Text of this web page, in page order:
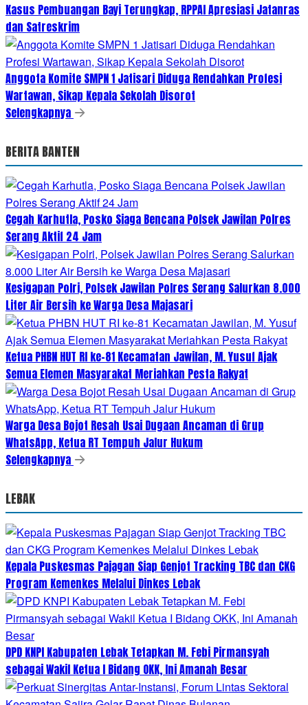
Kasus Pembuangan Bayi Terungkap, RPPAI Apresiasi Jatanras
dan Satreskrim
Anggota Komite SMPN 1 Jatisari Diduga Rendahkan Profesi
Wartawan, Sikap Kepala Sekolah Disorot
Selengkapnya
BERITA BANTEN
Cegah Karhutla, Posko Siaga Bencana Polsek Jawilan Polres
Serang Aktif 24 Jam
Kesigapan Polri, Polsek Jawilan Polres Serang Salurkan 8.000
Liter Air Bersih ke Warga Desa Majasari
Ketua PHBN HUT RI ke-81 Kecamatan Jawilan, M. Yusuf Ajak
Semua Elemen Masyarakat Meriahkan Pesta Rakyat
Warga Desa Bojot Resah Usai Dugaan Ancaman di Grup
WhatsApp, Ketua RT Tempuh Jalur Hukum
Selengkapnya
LEBAK
Kepala Puskesmas Pajagan Siap Genjot Tracking TBC dan CKG
Program Kemenkes Melalui Dinkes Lebak
DPD KNPI Kabupaten Lebak Tetapkan M. Febi Pirmansyah
sebagai Wakil Ketua I Bidang OKK, Ini Amanah Besar